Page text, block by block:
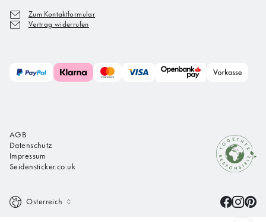
Zum Kontaktformular
Vertrag widerrufen
AGB
Datenschutz
Impressum
Seidensticker.co.uk
Österreich